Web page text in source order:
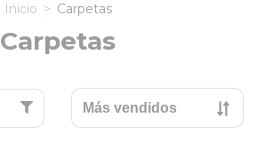
Inicio > Carpetas
Carpetas